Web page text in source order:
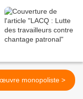
Manœuvre monopoliste >